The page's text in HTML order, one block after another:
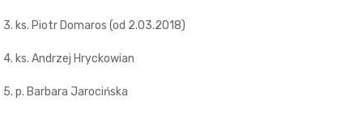
3. ks. Piotr Domaros (od 2.03.2018)
4. ks. Andrzej Hryckowian
5. p. Barbara Jarocińska